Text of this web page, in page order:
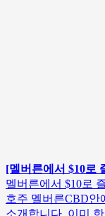
[멜버른에서 $10로
멜버른에서 $10로
호주 멜버른CBD안
소개합니다. 이미